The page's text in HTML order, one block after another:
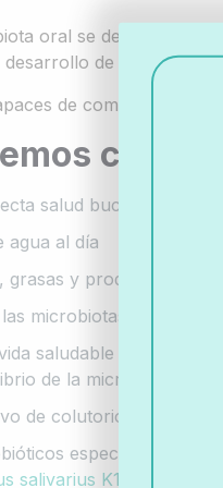
oral se desequilibra
de patologías
de comprometer
salud bucodental.
agua al día
grasas y productos
microbiotas porque
saludable haciendo
de la microbiota.
de colutorios debido a
específicos
salivarius K12
, ayuda a